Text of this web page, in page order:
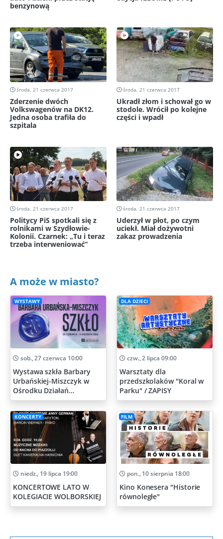
benzynową
środa, 21 czerwca 2017
Zderzenie dwóch
Volkswagenów na DK12.
Jedna osoba trafiła do
szpitala
środa, 21 czerwca 2017
Ukradł złom i schował go w
stodole. Wrócił po kolejne
części i wpadł
środa, 21 czerwca 2017
Politycy PiS spotkali się z
rolnikami w Szydłowie-
Kolonii. Czarnek: „Tu i teraz
trzeba interweniować”
środa, 21 czerwca 2017
Uderzył w płot, po czym
uciekł. Miał dożywotni
zakaz prowadzenia
A może w miasto?
WYSTAWY
sob., 27 czerwca 10:00
Wystawa szkła Barbary
Urbańskiej-Miszczyk w
Ośrodku Działań
Artystycznych
DLA DZIECI
czw., 2 lipca 09:00
Warsztaty dla
przedszkolaków "Koral w
Parku" / ZAPISY
KONCERTY
niedz., 19 lipca 19:00
KONCERTOWE LATO W
KOLEGIACIE WOLBORSKIEJ
FILM
pon., 10 sierpnia 18:00
Kino Konesera "Historie
równoległe"